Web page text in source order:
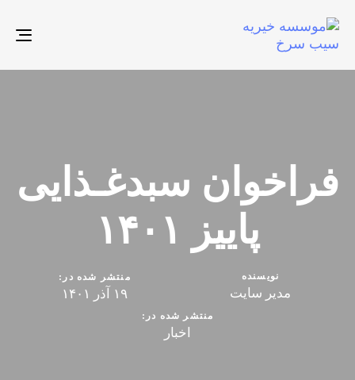
فراخوان سبدغـذایی
پاییز ۱۴۰۱
نویسنده
مدیر سایت
منتشر شده در:
۱۹ آذر ۱۴۰۱
منتشر شده در:
اخبار